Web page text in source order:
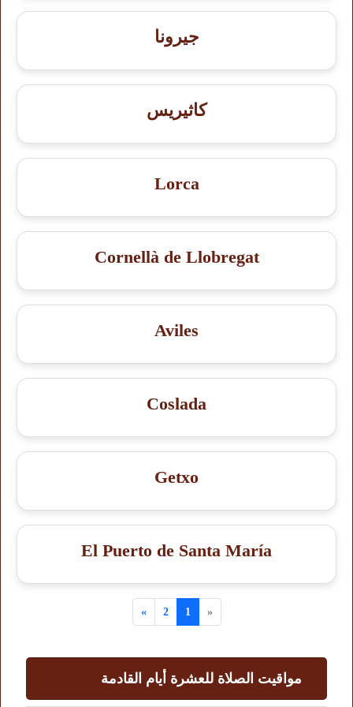
جيرونا
كاثيريس
Lorca
Cornellà de Llobregat
Aviles
Coslada
Getxo
El Puerto de Santa María
«
1
2
»
مواقيت الصلاة للعشرة أيام القادمة